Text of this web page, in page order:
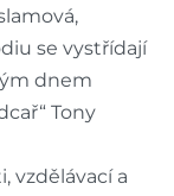
se vystřídají
dnem
Tony
vzdělávací a